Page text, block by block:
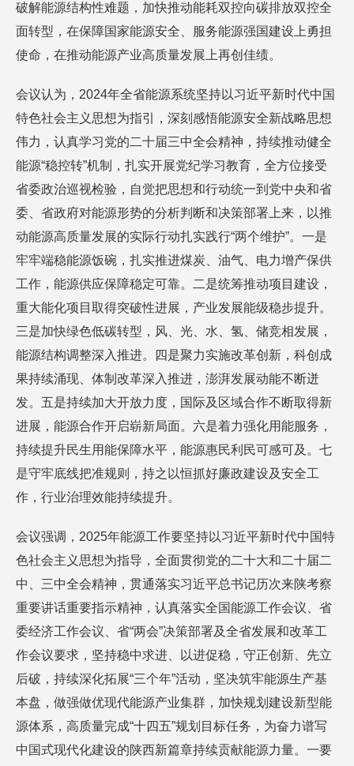
破解能源结构性难题，加快推动能耗双控向碳排放双控全
面转型，在保障国家能源安全、服务能源强国建设上勇担
使命，在推动能源产业高质量发展上再创佳绩。
会议认为，2024年全省能源系统坚持以习近平新时代中国
特色社会主义思想为指引，深刻感悟能源安全新战略思想
伟力，认真学习党的二十届三中全会精神，持续推动健全
能源“稳控转”机制，扎实开展党纪学习教育，全方位接受
省委政治巡视检验，自觉把思想和行动统一到党中央和省
委、省政府对能源形势的分析判断和决策部署上来，以推
动能源高质量发展的实际行动扎实践行“两个维护”。一是
牢牢端稳能源饭碗，扎实推进煤炭、油气、电力增产保供
工作，能源供应保障稳定可靠。二是统筹推动项目建设，
重大能化项目取得突破性进展，产业发展能级稳步提升。
三是加快绿色低碳转型，风、光、水、氢、储竞相发展，
能源结构调整深入推进。四是聚力实施改革创新，科创成
果持续涌现、体制改革深入推进，澎湃发展动能不断迸
发。五是持续加大开放力度，国际及区域合作不断取得新
进展，能源合作开启崭新局面。六是着力强化用能服务，
持续提升民生用能保障水平，能源惠民利民可感可及。七
是守牢底线把准规则，持之以恒抓好廉政建设及安全工
作，行业治理效能持续提升。
会议强调，2025年能源工作要坚持以习近平新时代中国特
色社会主义思想为指导，全面贯彻党的二十大和二十届二
中、三中全会精神，贯通落实习近平总书记历次来陕考察
重要讲话重要指示精神，认真落实全国能源工作会议、省
委经济工作会议、省“两会”决策部署及全省发展和改革工
作会议要求，坚持稳中求进、以进促稳，守正创新、先立
后破，持续深化拓展“三个年”活动，坚决筑牢能源生产基
本盘，做强做优现代能源产业集群，加快规划建设新型能
源体系，高质量完成“十四五”规划目标任务，为奋力谱写
中国式现代化建设的陕西新篇章持续贡献能源力量。一要